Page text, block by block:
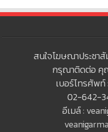
สนใจโฆษณาประชา
กรุณาติดต่อ คุ
เบอร์โทรศัพท์
02-642-
อีเมล์ :